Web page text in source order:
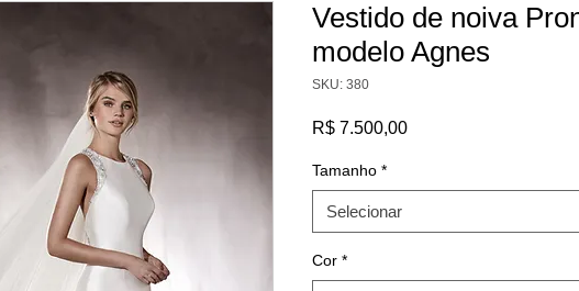
Vestido de noiva
modelo Agnes
SKU: 380
R$ 7.500,00Preço
Tamanho *
Selecionar
Cor *